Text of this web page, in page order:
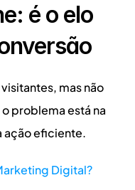
é o elo
mas não
problema está na
ação eficiente.
Digital?